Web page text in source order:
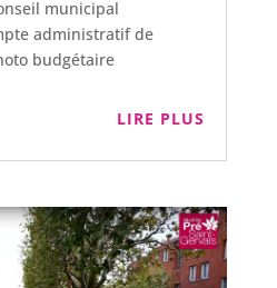
municipal
administratif de
budgétaire
LIRE PLUS